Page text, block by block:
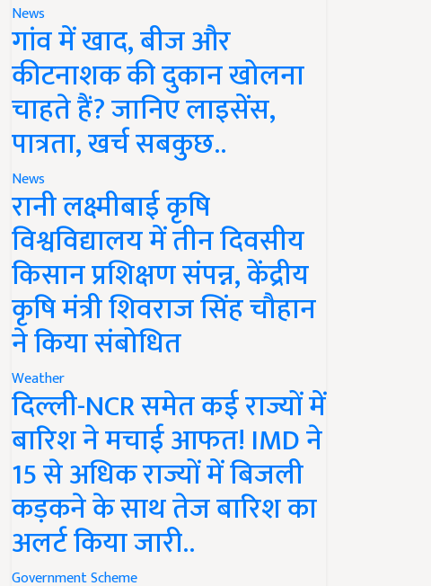
News
गांव में खाद, बीज और
कीटनाशक की दुकान खोलना
चाहते हैं? जानिए लाइसेंस,
पात्रता, खर्च सबकुछ..
News
रानी लक्ष्मीबाई कृषि
विश्वविद्यालय में तीन दिवसीय
किसान प्रशिक्षण संपन्न, केंद्रीय
कृषि मंत्री शिवराज सिंह चौहान
ने किया संबोधित
Weather
दिल्ली-NCR समेत कई राज्यों में
बारिश ने मचाई आफत! IMD ने
15 से अधिक राज्यों में बिजली
कड़कने के साथ तेज बारिश का
अलर्ट किया जारी..
Government Scheme